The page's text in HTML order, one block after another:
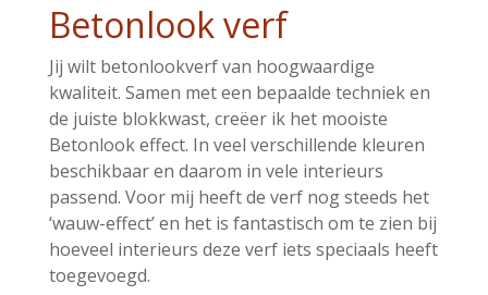
Betonlook verf
Jij wilt betonlookverf van hoogwaardige
kwaliteit. Samen met een bepaalde techniek en
de juiste blokkwast, creëer ik het mooiste
Betonlook effect. In veel verschillende kleuren
beschikbaar en daarom in vele interieurs
passend. Voor mij heeft de verf nog steeds het
‘wauw-effect’ en het is fantastisch om te zien bij
hoeveel interieurs deze verf iets speciaals heeft
toegevoegd.